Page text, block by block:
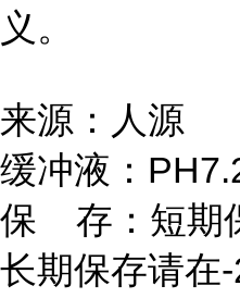
义。
来源：人源
缓冲液：
保 存：短期
长期保存请在